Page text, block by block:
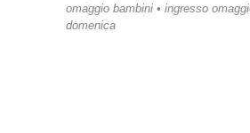
omaggio bambini • ingresso
domenica